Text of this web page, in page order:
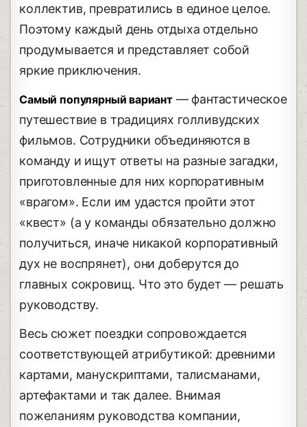
коллектив, превратились в единое целое.
Поэтому каждый день отдыха отдельно
продумывается и представляет собой
яркие приключения.
Самый популярный вариант― фантастическое
путешествие в традициях голливудских
фильмов. Сотрудники объединяются в
команду и ищут ответы на разные загадки,
приготовленные для них корпоративным
«врагом». Если им удастся пройти этот
«квест» (а у команды обязательно должно
получиться, иначе никакой корпоративный
дух не воспрянет), они доберутся до
главных сокровищ. Что это будет ― решать
руководству.
Весь сюжет поездки сопровождается
соответствующей атрибутикой: древними
картами, манускриптами, талисманами,
артефактами и так далее. Внимая
пожеланиям руководства компании,